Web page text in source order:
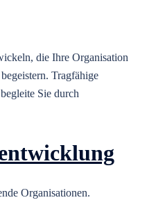
die Ihre Organisation
Tragfähige
Sie durch
Organisationen.